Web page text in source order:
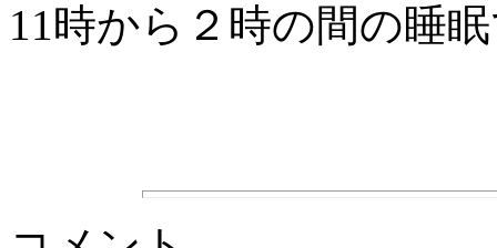
11時から２時の間の睡